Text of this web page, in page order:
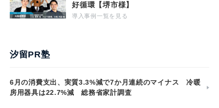
好循環【堺市様】
導入事例一覧を見る
汐留PR塾
6月の消費支出、実質3.3%減で7か月連続のマイナス 冷暖
房用器具は22.7%減 総務省家計調査